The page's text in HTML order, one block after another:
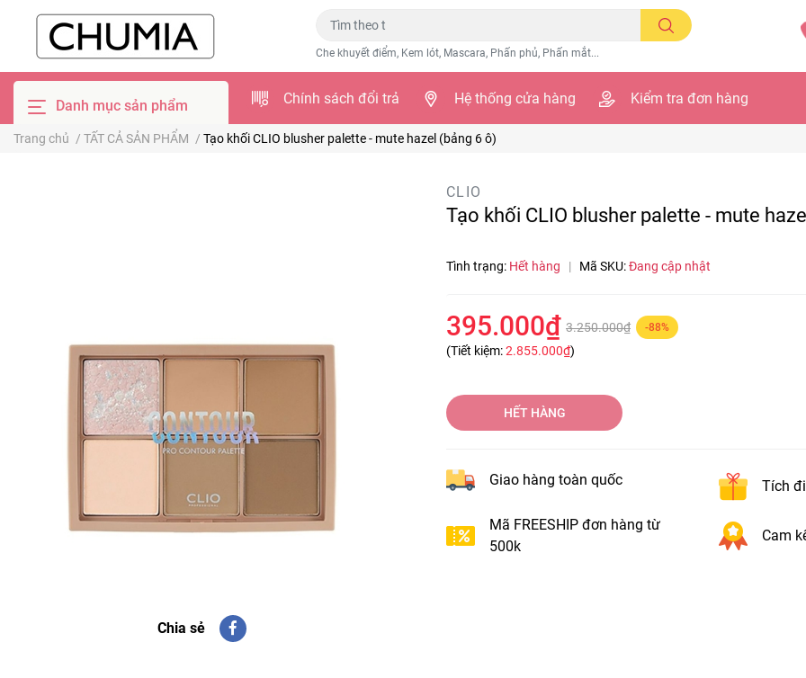
Che khuyết điểm, Kem lót, Mascara, Phấn phủ, Phấn mắt...
Danh mục sản phẩm Chính sách đổi trả Hệ thống cửa hàng Kiểm tra đơn hàng
Trang chủ / TẤT CẢ SẢN PHẨM / Tạo khối CLIO blusher palette - mute hazel (bảng 6 ô)
Chia sẻ
CLIO
Tạo khối CLIO blusher palette - mute
Tình trạng: Hết hàng | Mã SKU:Đang cập nhật
395.000₫ 3.250.000₫ -88%
(Tiết kiệm:2.855.000₫)
HẾT HÀNG
Giao hàng toàn quốc Tích
Mã FREESHIP đơn hàng từ
500k
Cam